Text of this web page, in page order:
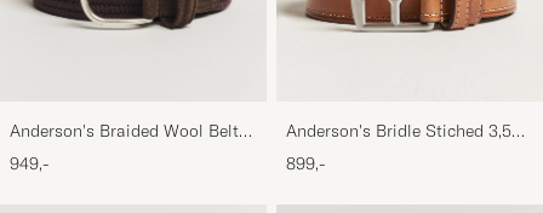
Anderson's Braided Wool Belt
Brown
949,-
Anderson's Bridle Stiched 3,5
cm Leather Belt Tan
899,-